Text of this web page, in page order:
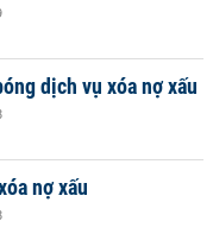
dịch vụ xóa nợ xấu
nợ xấu